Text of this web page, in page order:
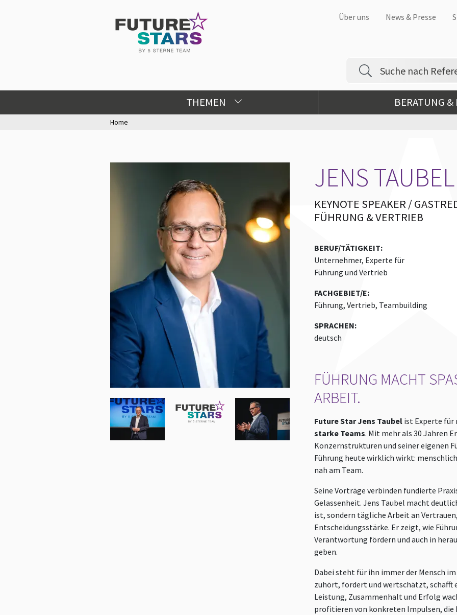
Über uns News & Presse
THEMEN BERATUNG
Home
JENS TAUBEL
KEYNOTE SPEAKER /
FÜHRUNG & VERTRIEB
BERUF/TÄTIGKEIT:
Unternehmer, Experte für
Führung und Vertrieb
FACHGEBIET/E:
Führung, Vertrieb, Teambuilding
SPRACHEN:
deutsch
FÜHRUNG MACHT
RBEIT.
Future Star Jens Taubel ist Experte für
starke Teams. Mit mehr als 30 Jahren
Konzernstrukturen und seiner eigenen
Führung heute wirklich wirkt:
nah am Team.
Seine Vorträge verbinden fundierte
Gelassenheit. Jens Taubel macht
ist, sondern tägliche Arbeit an
Entscheidungsstärke. Er zeigt, wie
Verantwortung fördern und auch in
geben.
Dabei steht für ihn immer der Mensch
zuhört, fordert und wertschätzt, schafft
Leistung, Zusammenhalt und Erfolg
profitieren von konkreten Impulsen,